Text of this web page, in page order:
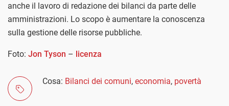
anche il lavoro di redazione dei bilanci da parte delle
amministrazioni. Lo scopo è aumentare la conoscenza
sulla gestione delle risorse pubbliche.
Foto: Jon Tyson – licenza
Cosa: Bilanci dei comuni, economia, povertà